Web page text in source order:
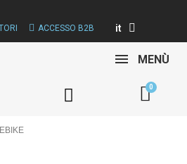
ACCESSO B2B it
MENÙ